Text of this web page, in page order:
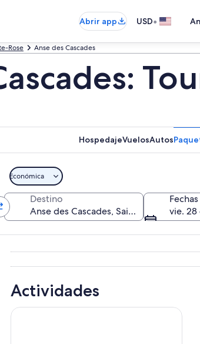
Abrir app USD•
Rose Anse des Cascades
HospedajeVuelosAutos
Económica
Destino
Fechas
vie. 28
Actividades
Visita guiada al templo hindú de Karly en